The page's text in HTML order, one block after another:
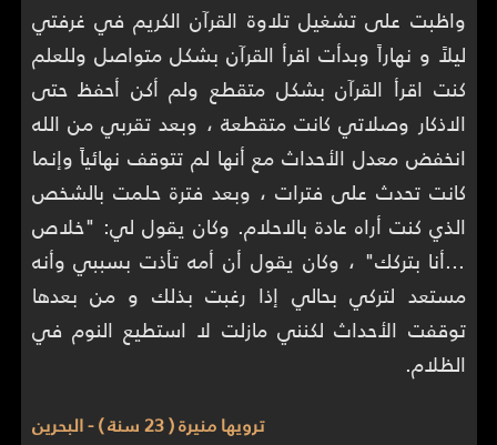
واظبت على تشغيل تلاوة القرآن الكريم في غرفتي
ليلاً و نهاراً وبدأت اقرأ القرآن بشكل متواصل وللعلم
كنت اقرأ القرآن بشكل متقطع ولم أكن أحفظ حتى
الاذكار وصلاتي كانت متقطعة ، وبعد تقربي من الله
انخفض معدل الأحداث مع أنها لم تتوقف نهائياً وإنما
كانت تحدث على فترات ، وبعد فترة حلمت بالشخص
الذي كنت أراه عادة بالاحلام. وكان يقول لي: "خلاص
...أنا بتركك" ، وكان يقول أن أمه تأذت بسببي وأنه
مستعد لتركي بحالي إذا رغبت بذلك و من بعدها
توقفت الأحداث لكنني مازلت لا استطيع النوم في
الظلام.
ترويها منيرة ( 23 سنة ) - البحرين